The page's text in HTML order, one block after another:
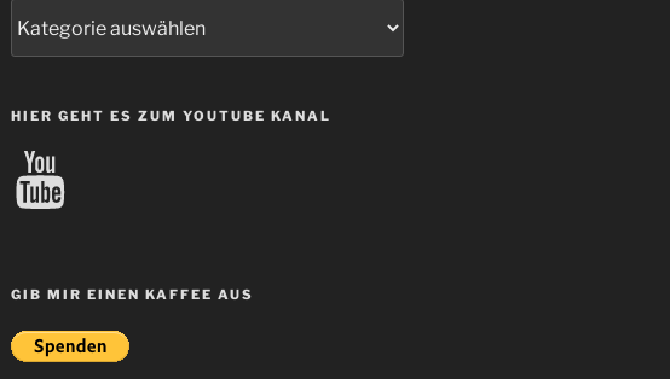
HIER GEHT ES ZUM YOUTUBE KANAL
YouTube
GIB MIR EINEN KAFFEE AUS